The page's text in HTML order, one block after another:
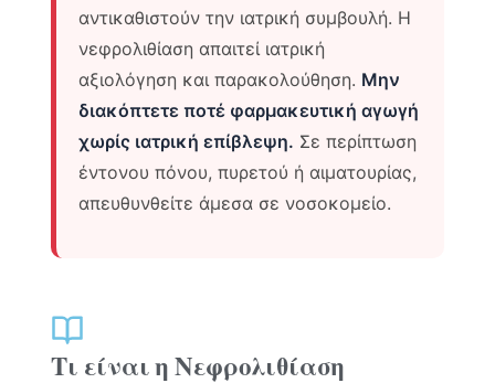
αντικαθιστούν την ιατρική συμβουλή. Η
νεφρολιθίαση απαιτεί ιατρική
αξιολόγηση και παρακολούθηση. Μην
διακόπτετε ποτέ φαρμακευτική αγωγή
χωρίς ιατρική επίβλεψη. Σε περίπτωση
έντονου πόνου, πυρετού ή αιματουρίας,
απευθυνθείτε άμεσα σε νοσοκομείο.
Τι είναι η Νεφρολιθίαση